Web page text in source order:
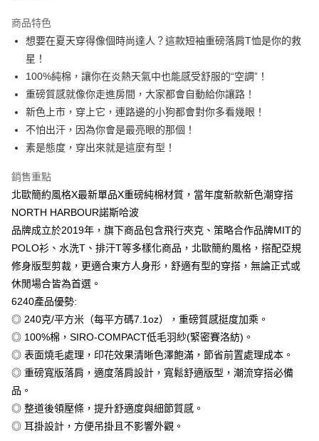
合作金庫商業銀行
華南商業銀行
彰化商業銀行
上海商業儲蓄銀行
國泰世華商業銀行
兆豐國際商業銀行
臺灣中小企業銀行
台中商業銀行
匯豐（台灣）商業銀行
華泰商業銀行
聯邦商業銀行
遠東國際商業銀行
元大商業銀行
永豐商業銀行
玉山商業銀行
台灣樂天信用卡公司
6 期 0 利率 每期
華南商業銀行
上海商業儲蓄銀行
台北富邦商業銀行
國泰世華商業銀行
兆豐國際商業銀行
臺灣中小企業銀行
台中商業銀行
匯豐（台灣）商業銀行
華泰商業銀行
聯邦商業銀行
元大商業銀行
玉山商業銀行
台灣樂天信用卡公司
12 期 0 利率 每期 NT$36 21家銀行
合作金庫商業銀行
第一商業銀行
上海商業儲蓄銀行
台北富邦商業銀行
國泰世華商業銀行
兆豐國際商業銀行
臺灣中小企業銀行
台中商業銀行
匯豐（台灣）商業銀行
元大商業銀行
玉山商業銀行
星展（台灣）商業銀行
超商取貨付款
LINE Pay
Apple Pay
街口支付
悠遊付
Google Pay
全盈+PAY
大哥付你分期
相關說明
1.本服務由台灣大哥大提供，台灣大哥大用戶可立即使用無須另外申請。
2.付款方式選擇「大哥付你分期」，訂單成立後會自動跳轉到大哥付的交易
流程，驗證手機門號後，選擇欲分期的期數、繳款截止日，確認付款後即完
成交易。
3.實際核准額度、可分期數及費用金額請依後續交易確認頁面所載為準。
4.訂單成立30分鐘內，如未前往確認交易或遇審核未通過，訂單將自動取
法說明評估內容。
【繳款方式說明】
1.分期款項不併入電信帳單，「大哥付你分期」於每月結算日後寄送繳費提
AFTEE先享後付
相關說明
【關於「AFTEE先享後付」】
AFTEE先享後付是「在收到商品之後才付款」的支付方式。 讓您購物簡單
１．簡單：不需註冊會員、不需綁卡、不需儲值。
２．便利：只要手機號碼，簡訊認證，即可結帳。
３．安心：先確認商品／服務後，再付款。
【「AFTEE先享後付」結帳流程】
ATM付款
全家付款取貨
每筆NT$65，滿NT$899(含以上)免運費
商品特色
想要在夏天穿得像個時尚達人？這款短袖重磅落肩T恤是你的救
星！
100%純棉，讓你在炎熱天氣中也能感受舒服的“空調”！
重磅質感就像你走進房間，大家都會自動給你讓路！
新色上市，穿上它，連路邊的小狗都會對你多看幾眼！
不怕出汗，因為你會是最亮眼的那個！
素是態度，穿出來就是這麼有型！
銷售重點
北歐簡約風格X最新單品X重磅純棉材質，當年度新款新色潮穿搭
NORTH HARBOUR諾斯哈波
品牌成立於2019年，旗下商品包含飛行夾克、策略合作品牌MIT的
POLO衫、水洗T、排汗T等多樣化商品，北歐簡約風格，搭配亞規
修身版型剪裁，更適合東方人身形，舒適有型的穿搭，無論正式或
休閒場合皆為首選。
6240產品優勢:
◎ 240克/平方米（每平方碼7.1oz），重磅質感挺度加乘。
◎ 100%棉，SIRO-COMPACT低毛羽紗(緊密賽洛紡)。
◎ 表面燒毛處理，印花效果清晰色澤飽滿，節省前置處理成本。
◎ 重磅寬版落肩，適度落肩設計，寬鬆舒適版型，潮流穿搭必備
品。
◎ 整道後領壓條，提升舒適度與細節質感。
◎ 耳掛設計，方便吊掛且不影響外觀。